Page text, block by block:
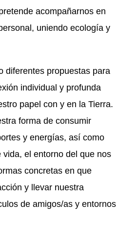
acompañarnos en
uniendo ecología y
diferentes propuestas para
individual y profunda
papel con y en la Tierra.
forma de consumir
y energías, así como
vida, el entorno del que nos
concretas en que
y llevar nuestra
de amigos/as y entornos